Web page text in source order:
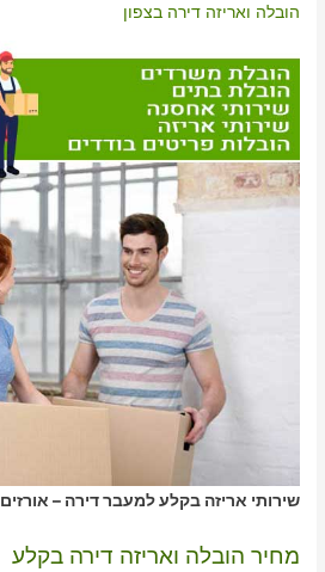
הובלה ואריזה דירה בצפון
שירותי אריזה בקלע למעבר דירה –
מחיר הובלה ואריזה דירה בקלע